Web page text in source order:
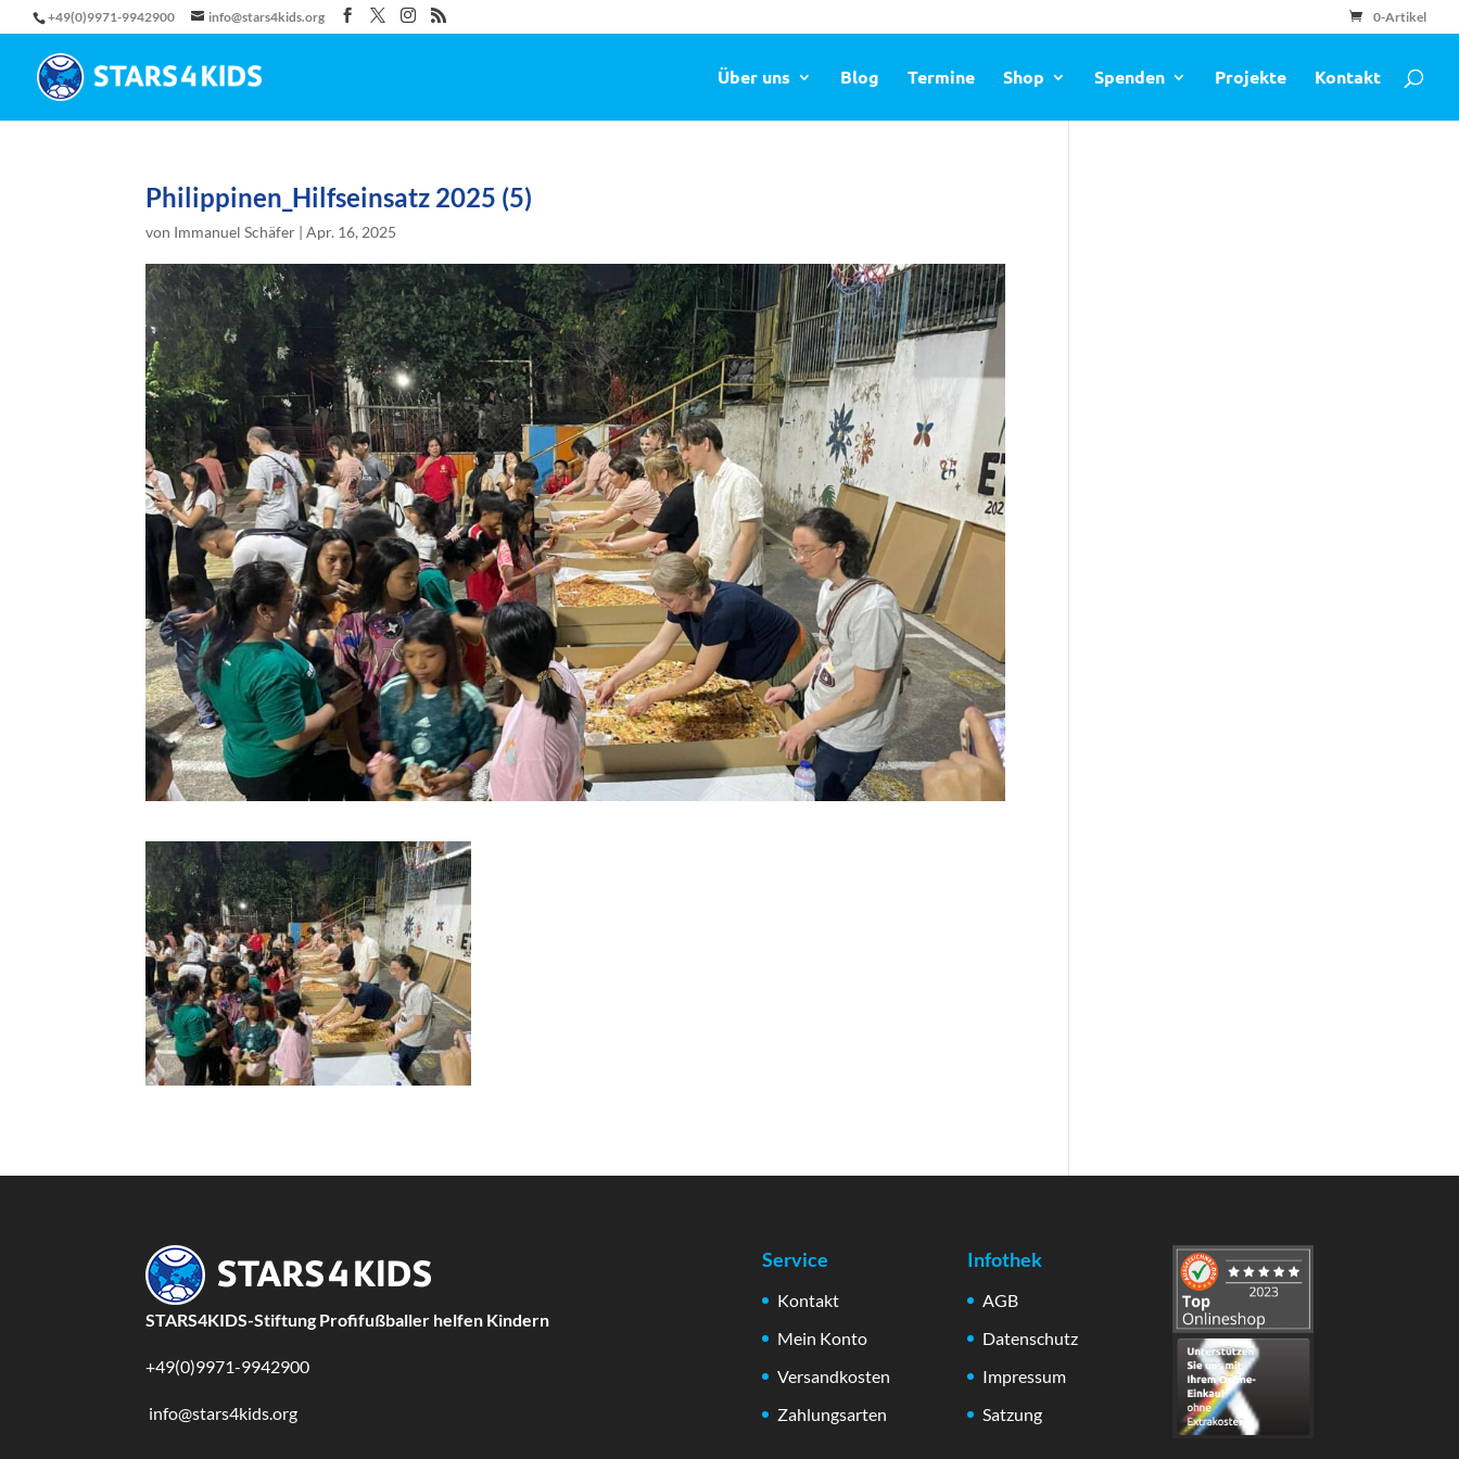
+49(0)9971-9942900 info@stars4kids.org 0-Artikel
Über uns Blog Termine Shop Spenden Projekte Kontakt
Philippinen_Hilfseinsatz 2025 (5)
von Immanuel Schäfer |Apr. 16, 2025
STARS4KIDS-Stiftung Profifußballer helfen Kindern
+49(0)9971-9942900
info@stars4kids.org
Service
Kontakt
Mein Konto
Versandkosten
Zahlungsarten
Infothek
AGB
Datenschutz
Impressum
Satzung